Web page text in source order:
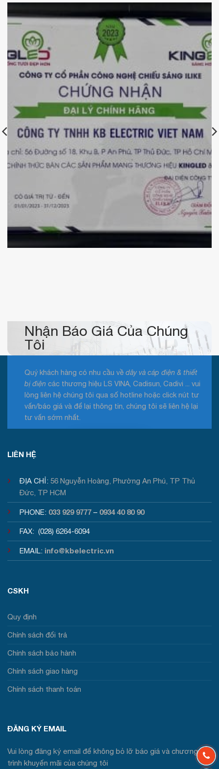
Chứng nhận đại lý chính hãng Kingled của KBElectric
Nhận Báo Giá Của Chúng
Tôi
Quý khách hàng có nhu cầu về dây và cáp điện & thiết
bị điện các thương hiệu LS VINA, Cadisun, Cadivi ... vui
lòng liên hệ chúng tôi qua số hotline hoặc click nút tư
vấn/báo giá và để lại thông tin, chúng tôi sẽ liên hệ lại
tư vấn sớm nhất.
LIÊN HỆ
ĐỊA CHỈ: 56 Nguyễn Hoàng, Phường An Phú, TP Thủ
Đức, TP HCM
PHONE: 033 929 9777 – 0934 40 80 90
FAX: (028) 6264-6094
EMAIL: info@kbelectric.vn
CSKH
Quy định
Chính sách đổi trả
Chính sách bảo hành
Chính sách giao hàng
Chính sách thanh toán
ĐĂNG KÝ EMAIL
Vui lòng đăng ký email để không bỏ lỡ báo giá và chương
trình khuyến mãi của chúng tôi